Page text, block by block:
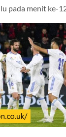
pada menit ke-